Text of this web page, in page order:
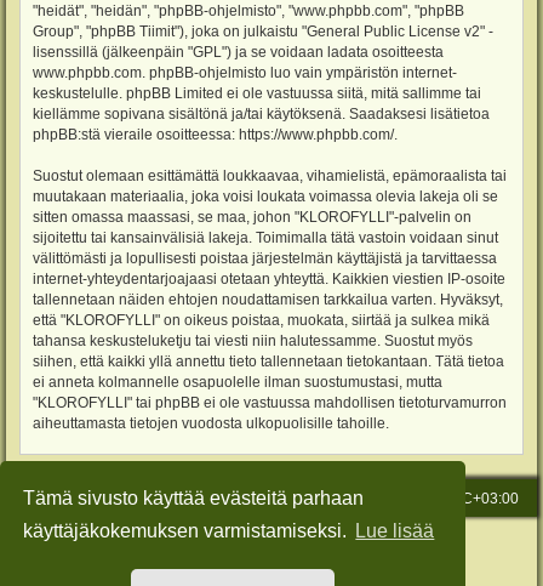
Tämä sivusto käyttää evästeitä parhaan
käyttäjäkokemuksen varmistamiseksi.
Lue lisää
"heidät", "heidän", "phpBB-ohjelmisto", "www.phpbb.com", "phpBB
Group", "phpBB Tiimit"), joka on julkaistu "General Public License v2" -
lisenssillä (jälkeenpäin "GPL") ja se voidaan ladata osoitteesta
www.phpbb.com . phpBB-ohjelmisto luo vain ympäristön internet-
keskustelulle. phpBB Limited ei ole vastuussa siitä, mitä sallimme tai
kiellämme sopivana sisältönä ja/tai käytöksenä. Saadaksesi lisätietoa
phpBB:stä vieraile osoitteessa: https://www.phpbb.com/.
Suostut olemaan esittämättä loukkaavaa, vihamielistä, epämoraalista tai
muutakaan materiaalia, joka voisi loukata voimassa olevia lakeja oli se
sitten omassa maassasi, se maa, johon "KLOROFYLLI"-palvelin on
sijoitettu tai kansainvälisiä lakeja. Toimimalla tätä vastoin voidaan sinut
välittömästi ja lopullisesti poistaa järjestelmän käyttäjistä ja tarvittaessa
internet-yhteydentarjoajaasi otetaan yhteyttä. Kaikkien viestien IP-osoite
tallennetaan näiden ehtojen noudattamisen tarkkailua varten. Hyväksyt,
että "KLOROFYLLI" on oikeus poistaa, muokata, siirtää ja sulkea mikä
tahansa keskusteluketju tai viesti niin halutessamme. Suostut myös
siihen, että kaikki yllä annettu tieto tallennetaan tietokantaan. Tätä tietoa
ei anneta kolmannelle osapuolelle ilman suostumustasi, mutta
"KLOROFYLLI" tai phpBB ei ole vastuussa mahdollisen tietoturvamurron
aiheuttamasta tietojen vuodosta ulkopuolisille tahoille.
Etusivu Kaikki ajat ovat UTC+03:00
Viesti Ylläpidolle
Keskustelufoorumin ohjelmistophpBB® Forum Software © phpBB Limited